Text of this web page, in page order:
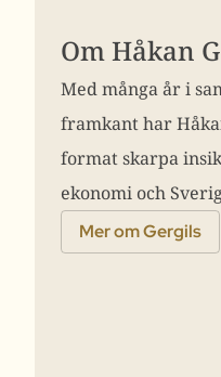
Om Håkan
Med många år i
framkant har
format skarpa
ekonomi och
Mer om Gergils